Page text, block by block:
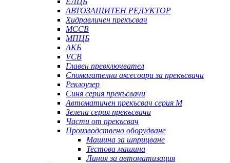
АВТОЗАЩИТЕН РЕДУКТОР
Хидравличен прекъсвач
MCCB
МПЦБ
АКБ
VCB
Главен превключвател
Спомагателни аксесоари за прекъсвачи
Реклоузер
Синя серия прекъсвачи
Автоматичен прекъсвач серия M
Зелена серия прекъсвачи
Части от прекъсвач
Производствено оборудване
Машина за шприцване
Тестова машина
Линия за автоматизация